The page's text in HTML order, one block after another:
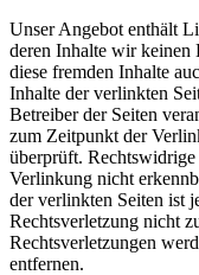
Unser Angebot enthält
deren Inhalte wir keinen
diese fremden Inhalte
Inhalte der verlinkten
Betreiber der Seiten
zum Zeitpunkt der
überprüft.
Verlinkung nicht
der verlinkten Seiten ist
Rechtsverletzung nicht
Rechtsverletzungen
entfernen.